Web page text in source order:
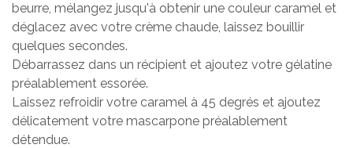
beurre, mélangez jusqu'à obtenir une couleur caramel et
déglacez avec votre crème chaude, laissez bouillir
quelques secondes.
Débarrassez dans un récipient et ajoutez votre gélatine
préalablement essorée.
Laissez refroidir votre caramel à 45 degrés et ajoutez
délicatement votre mascarpone préalablement
détendue.